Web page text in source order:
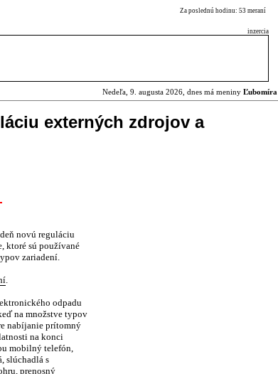
Za poslednú hodinu: 53 meraní
inzercia
Nedeľa, 9. augusta 2026, dnes má meniny Ľubomíra
externých zdrojov a
novú reguláciu
ktoré sú používané
zariadení.
.
odpadu
na množstve typov
nabíjanie prítomný
na konci
mobilný telefón,
slúchadlá s
prenosný